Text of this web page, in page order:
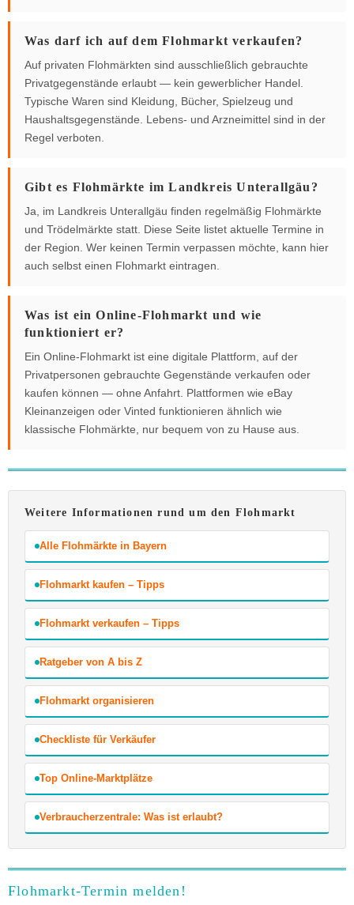
Was darf ich auf dem Flohmarkt verkaufen?
Auf privaten Flohmärkten sind ausschließlich gebrauchte
Privatgegenstände erlaubt — kein gewerblicher Handel.
Typische Waren sind Kleidung, Bücher, Spielzeug und
Haushaltsgegenstände. Lebens- und Arzneimittel sind in der
Regel verboten.
Gibt es Flohmärkte im Landkreis Unterallgäu?
Ja, im Landkreis Unterallgäu finden regelmäßig Flohmärkte
und Trödelmärkte statt. Diese Seite listet aktuelle Termine in
der Region. Wer keinen Termin verpassen möchte, kann hier
auch selbst einen Flohmarkt eintragen.
Was ist ein Online-Flohmarkt und wie
funktioniert er?
Ein Online-Flohmarkt ist eine digitale Plattform, auf der
Privatpersonen gebrauchte Gegenstände verkaufen oder
kaufen können — ohne Anfahrt. Plattformen wie eBay
Kleinanzeigen oder Vinted funktionieren ähnlich wie
klassische Flohmärkte, nur bequem von zu Hause aus.
Weitere Informationen rund um den Flohmarkt
Alle Flohmärkte in Bayern
Flohmarkt kaufen – Tipps
Flohmarkt verkaufen – Tipps
Ratgeber von A bis Z
Flohmarkt organisieren
Checkliste für Verkäufer
Top Online-Marktplätze
Verbraucherzentrale: Was ist erlaubt?
Flohmarkt-Termin melden!